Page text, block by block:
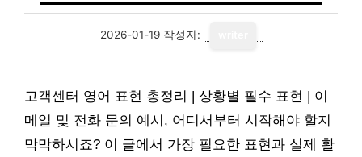
2026-01-19 작성자:
고객센터 영어 표현 총정리 | 상황별 필수 표현 | 이
메일 및 전화 문의 예시, 어디서부터 시작해야 할지
막막하시죠? 이 글에서 가장 필요한 표현과 실제 활